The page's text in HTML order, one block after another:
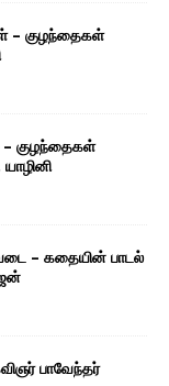
– குழந்தைகள்
– குழந்தைகள்
வடை – கதையின் பாடல்
பாவேந்தர்